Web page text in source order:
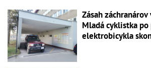
Zásah
Mladá cyklistka po
elektrobicykla